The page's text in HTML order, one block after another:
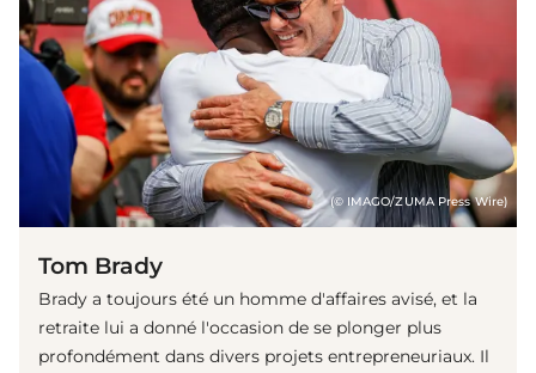
(© IMAGO/ZUMA Press Wire)
Tom Brady
Brady a toujours été un homme d'affaires avisé, et la
retraite lui a donné l'occasion de se plonger plus
profondément dans divers projets entrepreneuriaux. Il